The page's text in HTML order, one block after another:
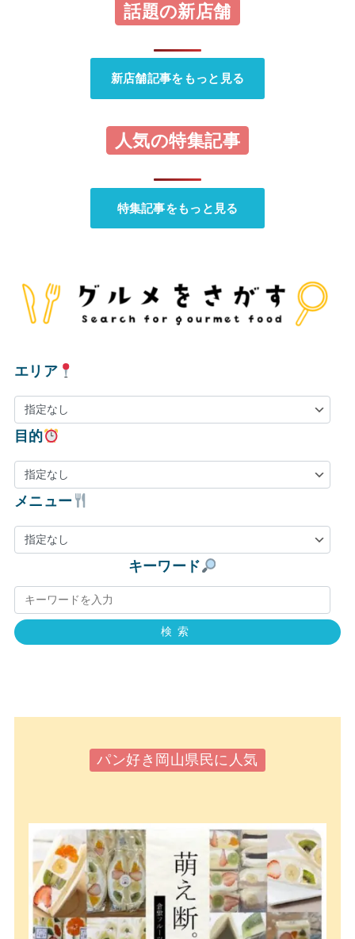
話題の新店舗
新店舗記事をもっと見る
人気の特集記事
特集記事をもっと見る
エリア
目的
メニュー
キーワード
検索
パン好き岡山県民に人気